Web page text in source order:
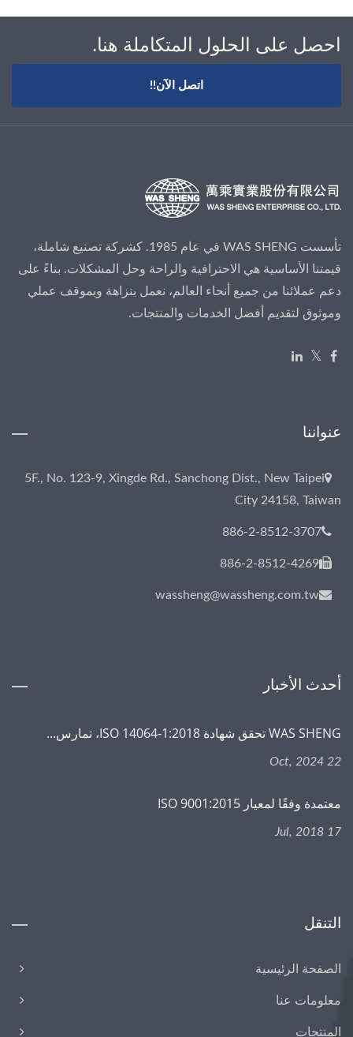
احصل على الحلول المتكاملة هنا.
اتصل الآن!!
تأسست WAS SHENG في عام 1985. كشركة تصنيع شاملة،
قيمتنا الأساسية هي الاحترافية والراحة وحل المشكلات. بناءً على
دعم عملائنا من جميع أنحاء العالم، نعمل بنزاهة وبموقف عملي
وموثوق لتقديم أفضل الخدمات والمنتجات.
عنواننا
5F., No. 123-9, Xingde Rd., Sanchong Dist., New Taipei
City 24158, Taiwan
886-2-8512-3707
886-2-8512-4269
wassheng@wassheng.com.tw
أحدث الأخبار
WAS SHENG تحقق شهادة ISO 14064-1:2018، تمارس...
22 Oct, 2024
معتمدة وفقًا لمعيار ISO 9001:2015
17 Jul, 2018
التنقل
الصفحة الرئيسية
معلومات عنا
المنتجات